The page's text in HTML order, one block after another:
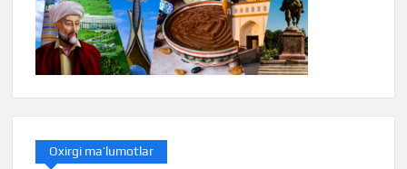
Oxirgi ma’lumotlar